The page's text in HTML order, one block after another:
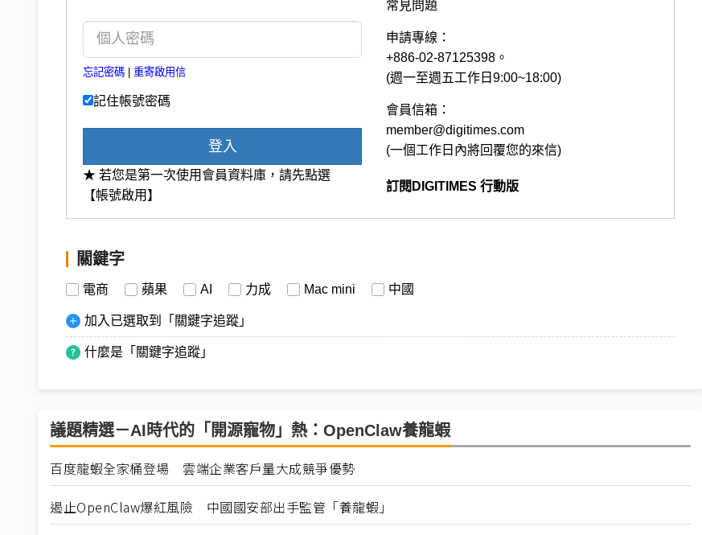
忘記密碼 重寄啟用信
記住帳號密碼
登入
★ 若您是第一次使用會員資料庫，請先點選
【帳號啟用】
常見問題
申請專線：
+886-02-87125398。
(週一至週五工作日9:00~18:00)
會員信箱：
member@digitimes.com
(一個工作日內將回覆您的來信)
訂閱DIGITIMES 行動版
關鍵字
電商 蘋果 AI 力成 Mac mini 中國
加入已選取到「關鍵字追蹤」
什麼是「關鍵字追蹤」
議題精選－AI時代的「開源寵物」熱：OpenClaw養龍蝦
百度龍蝦全家桶登場 雲端企業客戶量大成競爭優勢
遏止OpenClaw爆紅風險 中國國安部出手監管「養龍蝦」